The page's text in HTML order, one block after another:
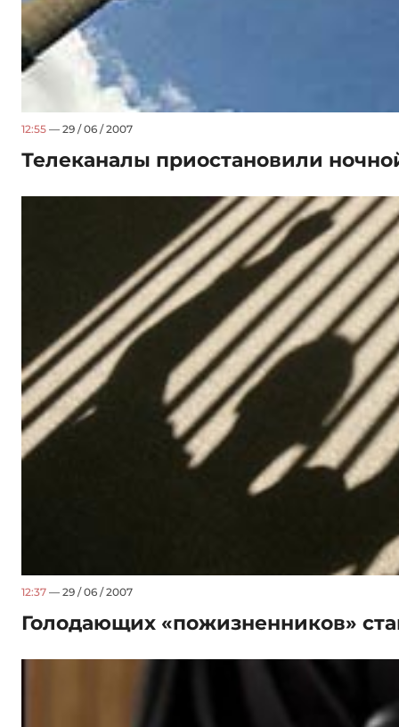
12:55 — 29 / 06 / 2007
Телеканалы приостановили
12:37 — 29 / 06 / 2007
Голодающих «пожизненников»